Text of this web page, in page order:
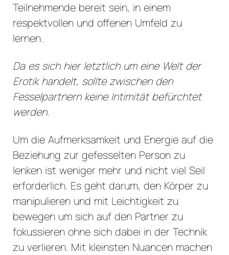
Teilnehmende bereit sein, in einem
respektvollen und offenen Umfeld zu
lernen.
Da es sich hier letztlich um eine Welt der
Erotik handelt, sollte zwischen den
Fesselpartnern keine Intimität befürchtet
werden.
Um die Aufmerksamkeit und Energie auf die
Beziehung zur gefesselten Person zu
lenken ist weniger mehr und nicht viel Seil
erforderlich. Es geht darum, den Körper zu
manipulieren und mit Leichtigkeit zu
bewegen um sich auf den Partner zu
fokussieren ohne sich dabei in der Technik
zu verlieren. Mit kleinsten Nuancen machen